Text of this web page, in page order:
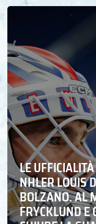
LE
NHLER LOUIS
BOLZANO. AL
FRYCKLUND E